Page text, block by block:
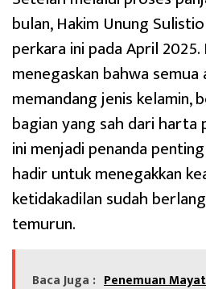
bulan, Hakim Unung
perkara ini pada April
menegaskan bahwa
memandang jenis kelamin,
bagian yang sah dari harta
ini menjadi penanda
hadir untuk menegakkan
ketidakadilan sudah
temurun.
Baca Juga : Penemuan